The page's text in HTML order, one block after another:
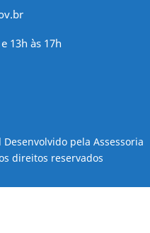
13h às 17h
pela Assessoria
direitos reservados